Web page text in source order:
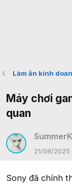
Làm ăn kinh
Máy chơi
quan
21/08/2025
Sony đã chính